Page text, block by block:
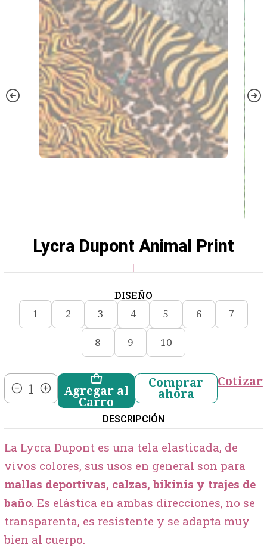
Lycra Dupont Animal Print
|
DISEÑO
1 2 3 4 5 6 7
8 9 10
Cantidad
Agregar al
Carro
Comprar
ahora
Cotizar
DESCRIPCIÓN
La Lycra Dupont es una tela elasticada, de
vivos colores, sus usos en general son para
mallas deportivas, calzas, bikinis y trajes de
baño. Es elástica en ambas direcciones, no se
transparenta, es resistente y se adapta muy
bien al cuerpo.